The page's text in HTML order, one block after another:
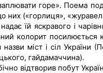
горе». Поема
них («горлиця»,
їй яскравого і
колорит посилюється
міст і сіл України
гайдамаччина).
відтворив побут